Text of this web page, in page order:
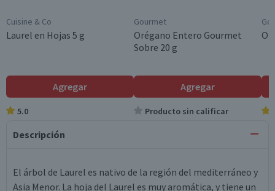
Cuisine & Co
Laurel en Hojas 5 g
Agregar
5.0
Gourmet
Orégano Entero Gourmet
Sobre 20 g
Agregar
Producto sin calificar
Descripción
El árbol de Laurel es nativo de la región del mediterráneo y
Asia Menor. La hoja del Laurel es muy aromática, y tiene un